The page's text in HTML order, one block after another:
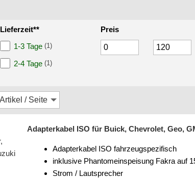
Lieferzeit**
1-3 Tage (1)
2-4 Tage (1)
Preis
Adapterkabel ISO für Buick, Chevrolet, Geo,
Adapterkabel ISO fahrzeugspezifisch
inklusive Phantomeinspeisung Fakra auf
Strom / Lautsprecher